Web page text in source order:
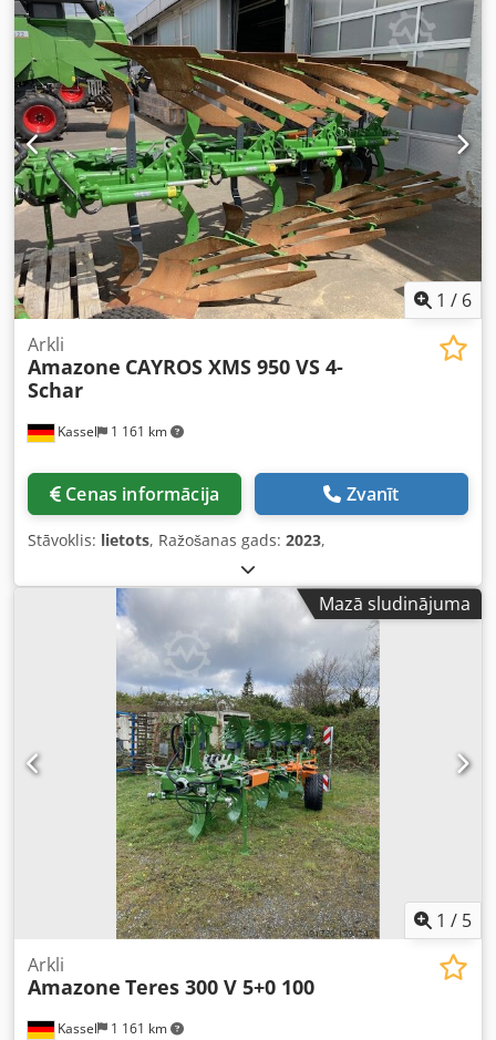
1 / 6
Kassel 1 161 km
Arkli
Amazone CAYROS XMS 950 VS 4-
Schar
Cenas informācija Zvanīt
Stāvoklis: lietots, Ražošanas gads: 2023,
Mazā sludinājuma
1 / 5
Kassel 1 161 km
Arkli
Amazone Teres 300 V 5+0 100